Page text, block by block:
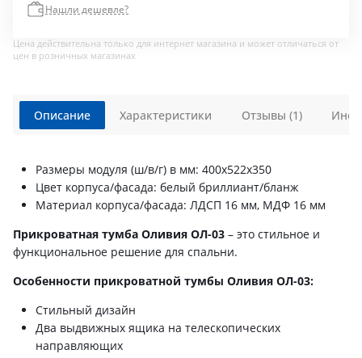
Нашли дешевле?
Цена действительна только для интернет магазина и может отличаться от
цен в розничных магазинах
Описание
Размеры модуля (ш/в/г) в мм: 400х522х350
Цвет корпуса/фасада: белый бриллиант/бланж
Материал корпуса/фасада: ЛДСП 16 мм, МДФ 16 мм
Прикроватная тумба Оливия ОЛ-03 – это стильное и
функциональное решение для спальни.
Особенности прикроватной тумбы Оливия ОЛ-03:
Стильный дизайн
Два выдвижных ящика на телескопических
направляющих
Характеристики Отзывы (1)